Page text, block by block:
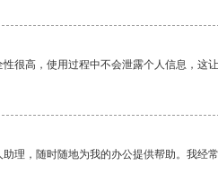
很高，使用过程中不会泄露个人信息，这
理，随时随地为我的办公提供帮助。我经